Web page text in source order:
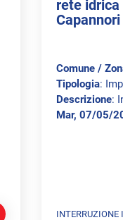
rete idrica
Capannori
Comune /
Tipologia:
Descrizione:
Mar, 07/05/
INTERRUZIONE